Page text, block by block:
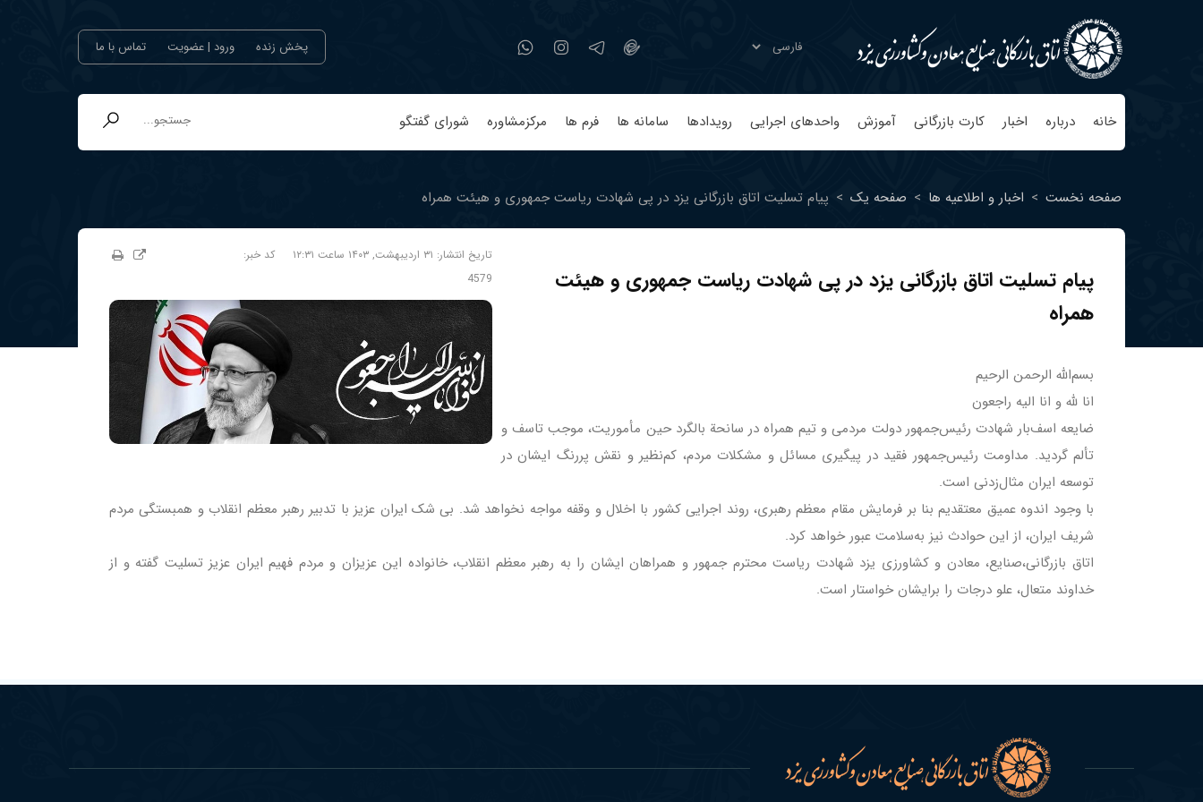
پخش زنده ورود | عضویت تماس با ما
خانه درباره اخبار کارت بازرگانی آموزش واحدهای اجرایی رویدادها سامانه ها فرم ها مرکزمشاوره شورای گفتگو
صفحه نخست > اخبار و اطلاعیه ها > صفحه یک > پیام تسلیت اتاق بازرگانی یزد در پی شهادت ریاست جمهوری و هیئت همراه
تاریخ انتشار:
کد خبر:
4579
پیام تسلیت اتاق بازرگانی یزد در پی شهادت ریاست جمهوری و هیئت
همراه
بسم‌الله الرحمن الرحیم
انا لله و انا الیه راجعون
ضایعه اسف‌بار شهادت رئیس‌جمهور دولت مردمی و تیم همراه در سانحة بالگرد حین مأموریت، موجب تاسف و
تألم گردید. مداومت رئیس‌جمهور فقید در پیگیری مسائل و مشکلات مردم، کم‌نظیر و نقش پررنگ ایشان در
توسعه ایران مثال‌زدنی است.
با وجود اندوه عمیق معتقدیم بنا بر فرمایش مقام معظم رهبری، روند اجرایی کشور با اخلال و وقفه مواجه نخواهد شد. بی شک ایران عزیز با تدبیر رهبر معظم انقلاب و همبستگی مردم
شریف ایران، از این حوادث نیز به‌سلامت عبور خواهد کرد.
اتاق بازرگانی،صنایع، معادن و کشاورزی یزد شهادت ریاست محترم جمهور و همراهان ایشان را به رهبر معظم انقلاب، خانواده این عزیزان و مردم فهیم ایران عزیز تسلیت گفته و از
خداوند متعال، علو درجات را برایشان خواستار است.